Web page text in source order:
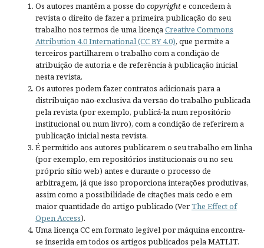
Os autores mantêm a posse do copyrighte concedem à
revista o direito de fazer a primeira publicação do seu
trabalho nos termos de uma licençaCreative Commons
Attribution 4.0 International (CC BY 4.0), que permite a
terceiros partilharem o trabalho com a condição de
atribuição de autoria e de referência à publicação inicial
nesta revista.
Os autores podem fazer contratos adicionais para a
distribuição não-exclusiva da versão do trabalho publicada
pela revista (por exemplo, publicá-la num repositório
institucional ou num livro), com a condição de referirem a
publicação inicial nesta revista.
É permitido aos autores publicarem o seu trabalho em linha
(por exemplo, em repositórios institucionais ou no seu
próprio sítio web) antes e durante o processo de
arbitragem, já que isso proporciona interações produtivas,
assim como a possibilidade de citações mais cedo e em
maior quantidade do artigo publicado (VerThe Effect of
Open Access).
Uma licença CC em formato legível por máquina encontra-
se inserida em todos os artigos publicados pela MATLIT.